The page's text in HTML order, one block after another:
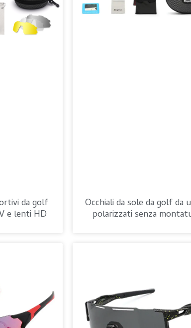
da golf
e lenti HD
Occhiali da sole da golf da
polarizzati senza